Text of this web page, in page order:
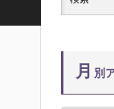
月 別